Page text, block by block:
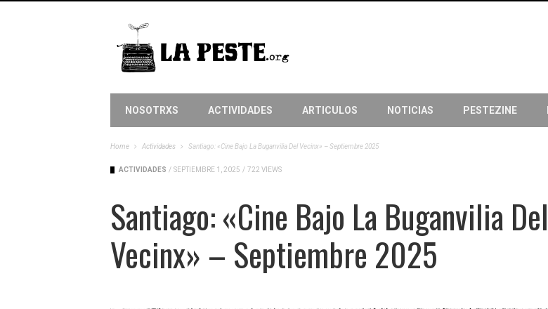
NOSOTRXS ACTIVIDADES ARTICULOS NOTICIAS PESTEZINE
Home Actividades Santiago: «Cine Bajo La Buganvilia Del Vecinx» – Septiembre 2025
ACTIVIDADES / SEPTIEMBRE 1, 2025 / 722 VIEWS
Santiago: «Cine Bajo La Buganvilia Del
Vecinx» – Septiembre 2025